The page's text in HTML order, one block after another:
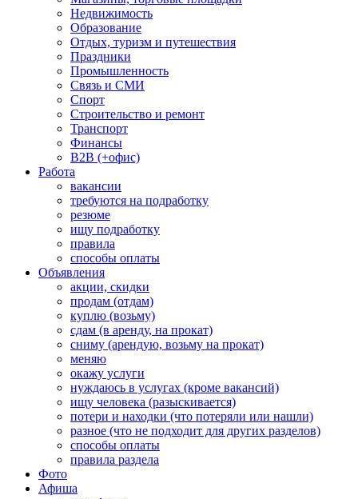
Недвижимость
Образование
Отдых, туризм и путешествия
Праздники
Промышленность
Связь и СМИ
Спорт
Строительство и ремонт
Транспорт
Финансы
B2B (+офис)
Работа
вакансии
требуются на подработку
резюме
ищу подработку
правила
способы оплаты
Объявления
акции, скидки
продам (отдам)
куплю (возьму)
сдам (в аренду, на прокат)
сниму (арендую, возьму на прокат)
меняю
окажу услуги
нуждаюсь в услугах (кроме вакансий)
ищу человека (разыскивается)
потери и находки (что потеряли или нашли)
разное (что не подходит для других разделов)
способы оплаты
правила раздела
Фото
Афиша